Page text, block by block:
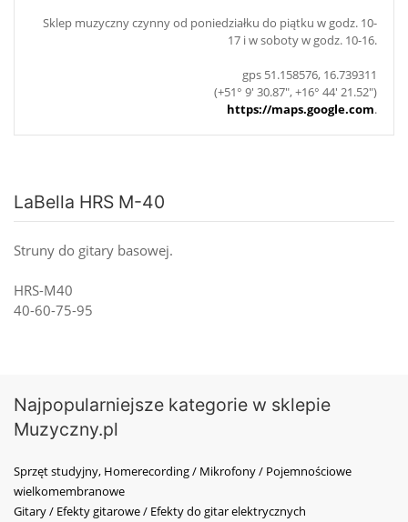
Sklep muzyczny czynny od poniedziałku do piątku w godz. 10-
17 i w soboty w godz. 10-16.
gps 51.158576, 16.739311
(+51° 9' 30.87", +16° 44' 21.52")
https://maps.google.com.
LaBella HRS M-40
Struny do gitary basowej.
HRS-M40
40-60-75-95
Najpopularniejsze kategorie w sklepie
Muzyczny.pl
Sprzęt studyjny, Homerecording / Mikrofony / Pojemnościowe
wielkomembranowe
Gitary / Efekty gitarowe / Efekty do gitar elektrycznych